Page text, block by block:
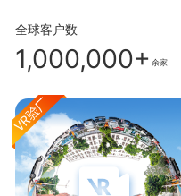
全球客户数
1,000,000+ 余家